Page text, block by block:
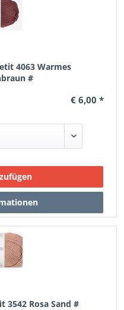
4063 Warmes
#
€ 6,00 *
3542 Rosa Sand #